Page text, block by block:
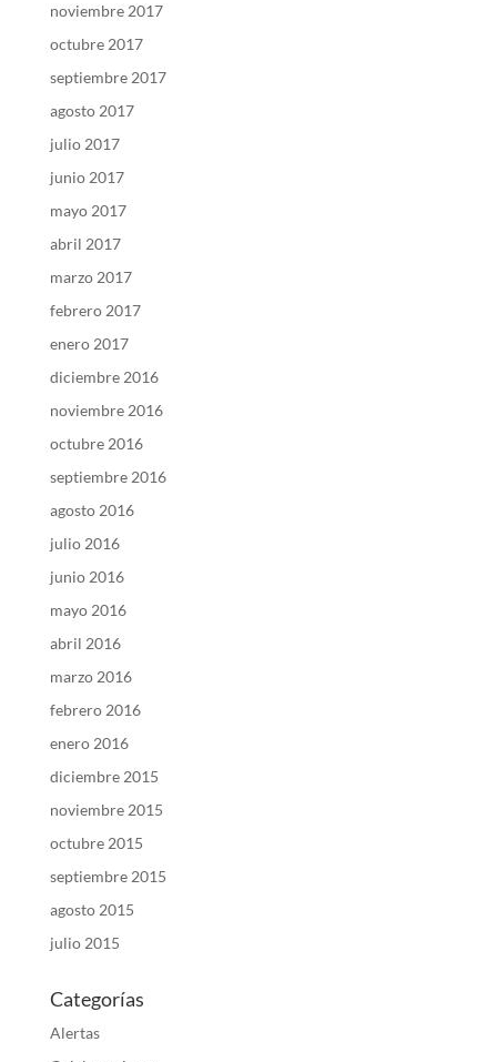
noviembre 2017
octubre 2017
septiembre 2017
agosto 2017
julio 2017
junio 2017
mayo 2017
abril 2017
marzo 2017
febrero 2017
enero 2017
diciembre 2016
noviembre 2016
octubre 2016
septiembre 2016
agosto 2016
julio 2016
junio 2016
mayo 2016
abril 2016
marzo 2016
febrero 2016
enero 2016
diciembre 2015
noviembre 2015
octubre 2015
septiembre 2015
agosto 2015
julio 2015
Categorías
Alertas